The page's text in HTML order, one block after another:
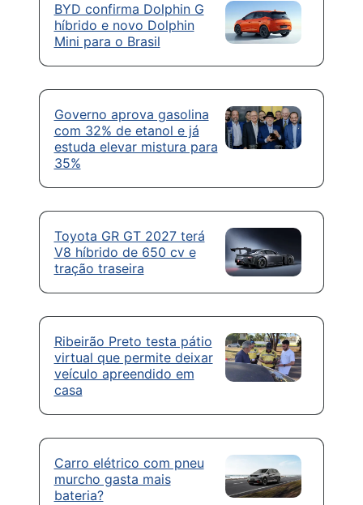
BYD confirma Dolphin G
híbrido e novo Dolphin
Mini para o Brasil
Governo aprova gasolina
com 32% de etanol e já
estuda elevar mistura para
35%
Toyota GR GT 2027 terá
V8 híbrido de 650 cv e
tração traseira
Ribeirão Preto testa pátio
virtual que permite deixar
veículo apreendido em
casa
Carro elétrico com pneu
murcho gasta mais
bateria?